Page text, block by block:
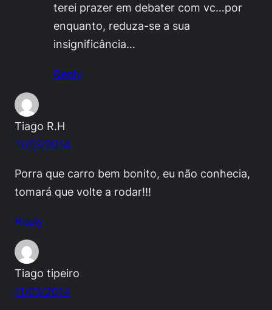
terei prazer em debater com vc…por
enquanto, reduza-se a sua
insignificância…
Reply
Tiago R.H
11/03/2014
Porra que carro bem bonito, eu não conhecia,
tomará que volte a rodar!!!
Reply
Tiago tipeiro
11/03/2014